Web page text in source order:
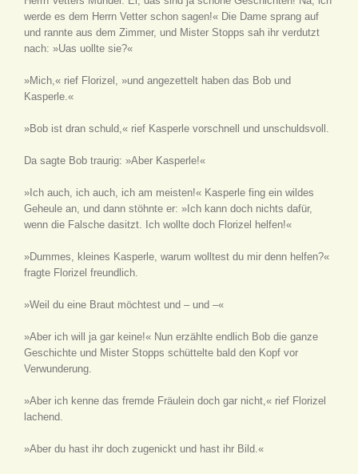
werde es dem Herrn Vetter schon sagen!« Die Dame sprang auf
und rannte aus dem Zimmer, und Mister Stopps sah ihr verdutzt
nach: »Uas uollte sie?«
»Mich,« rief Florizel, »und angezettelt haben das Bob und
Kasperle.«
»Bob ist dran schuld,« rief Kasperle vorschnell und unschuldsvoll.
Da sagte Bob traurig: »Aber Kasperle!«
»Ich auch, ich auch, ich am meisten!« Kasperle fing ein wildes
Geheule an, und dann stöhnte er: »Ich kann doch nichts dafür,
wenn die Falsche dasitzt. Ich wollte doch Florizel helfen!«
»Dummes, kleines Kasperle, warum wolltest du mir denn helfen?«
fragte Florizel freundlich.
»Weil du eine Braut möchtest und – und –«
»Aber ich will ja gar keine!« Nun erzählte endlich Bob die ganze
Geschichte und Mister Stopps schüttelte bald den Kopf vor
Verwunderung.
»Aber ich kenne das fremde Fräulein doch gar nicht,« rief Florizel
lachend.
»Aber du hast ihr doch zugenickt und hast ihr Bild.«